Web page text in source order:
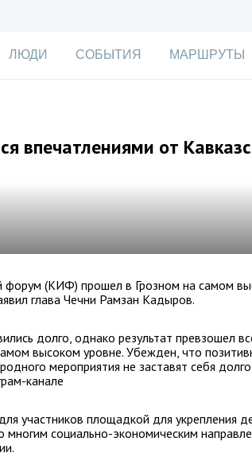
ЛЮДИ СОБЫТИЯ МАРШРУТЫ
впечатлениями от
форум (КИФ) прошел в Грозном на самом
глава Чечни Рамзан Кадыров.
долго, однако результат превзошел
высоком уровне. Убежден, что
мероприятия не заставят себя
канале
участников площадкой для укрепления
многим социально-экономическим